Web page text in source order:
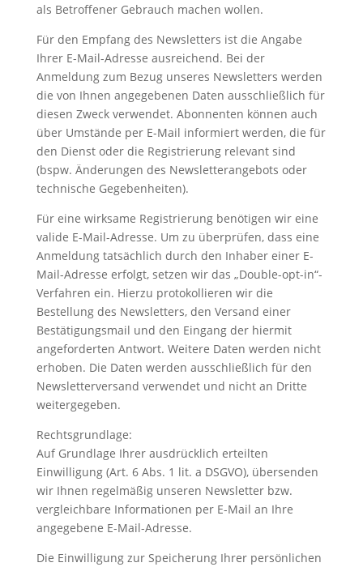
als Betroffener Gebrauch machen wollen.
Für den Empfang des Newsletters ist die Angabe
Ihrer E-Mail-Adresse ausreichend. Bei der
Anmeldung zum Bezug unseres Newsletters werden
die von Ihnen angegebenen Daten ausschließlich für
diesen Zweck verwendet. Abonnenten können auch
über Umstände per E-Mail informiert werden, die für
den Dienst oder die Registrierung relevant sind
(bspw. Änderungen des Newsletterangebots oder
technische Gegebenheiten).
Für eine wirksame Registrierung benötigen wir eine
valide E-Mail-Adresse. Um zu überprüfen, dass eine
Anmeldung tatsächlich durch den Inhaber einer E-
Mail-Adresse erfolgt, setzen wir das „Double-opt-in“-
Verfahren ein. Hierzu protokollieren wir die
Bestellung des Newsletters, den Versand einer
Bestätigungsmail und den Eingang der hiermit
angeforderten Antwort. Weitere Daten werden nicht
erhoben. Die Daten werden ausschließlich für den
Newsletterversand verwendet und nicht an Dritte
weitergegeben.
Rechtsgrundlage:
Auf Grundlage Ihrer ausdrücklich erteilten
Einwilligung (Art. 6 Abs. 1 lit. a DSGVO), übersenden
wir Ihnen regelmäßig unseren Newsletter bzw.
vergleichbare Informationen per E-Mail an Ihre
angegebene E-Mail-Adresse.
Die Einwilligung zur Speicherung Ihrer persönlichen